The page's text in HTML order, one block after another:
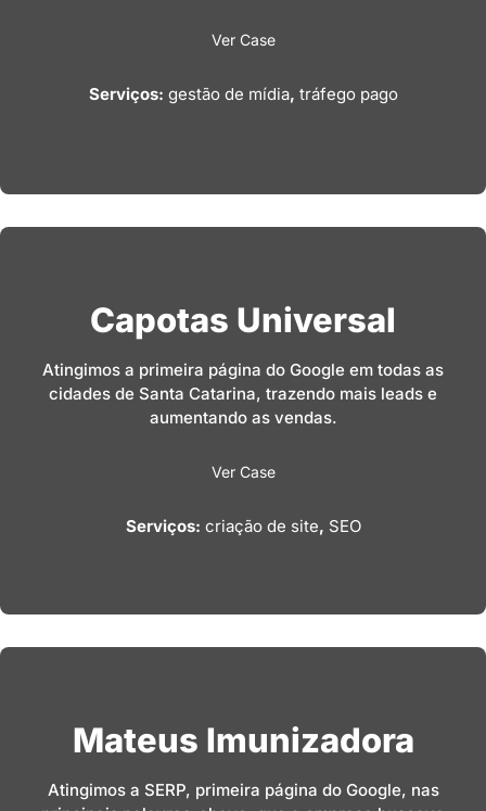
Ver Case
Serviços: gestão de mídia, tráfego pago
Capotas Universal
Atingimos a primeira página do Google em todas as
cidades de Santa Catarina, trazendo mais leads e
aumentando as vendas.
Ver Case
Serviços: criação de site, SEO
Mateus Imunizadora
Atingimos a SERP, primeira página do Google, nas